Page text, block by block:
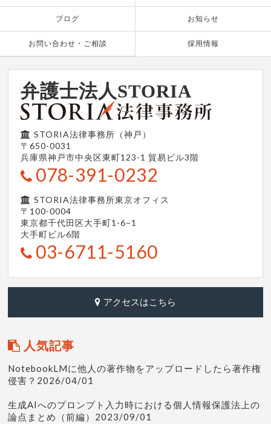
ブログ お知らせ
お問い合わせ・ご相談 採用情報
弁護士法人STORIA
STORIA法律事務所（神戸）
〒650-0031
兵庫県神戸市中央区東町123-1 貿易ビル3階
078-391-0232
STORIA法律事務所東京オフィス
〒100-0004
東京都千代田区大手町1-6−1
大手町ビル6階
03-6711-5160
アクセスはこちら
人気記事
NotebookLMに他人の著作物をアップロードしたら著作権
侵害？2026/04/01
生成AIへのプロンプト入力時における個人情報保護法上の
論点まとめ（前編）2023/09/01